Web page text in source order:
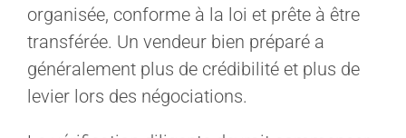
organisée, conforme à la loi et prête à être
transférée. Un vendeur bien préparé a
généralement plus de crédibilité et plus de
levier lors des négociations.